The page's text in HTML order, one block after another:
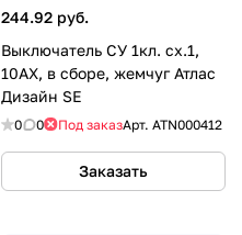
244.92 руб.
Выключатель СУ 1кл. сх.1,
10АХ, в сборе, жемчуг Атлас
Дизайн SE
0 0 Под заказАрт. ATN000412
Заказать